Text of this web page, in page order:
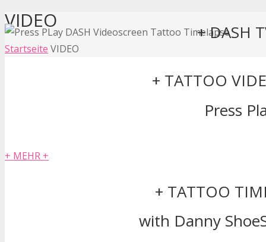
VIDEO
Startseite VIDEO
+ DASH
+ TATTOO
Press
+ MEHR +
+ TATTOO
with Danny